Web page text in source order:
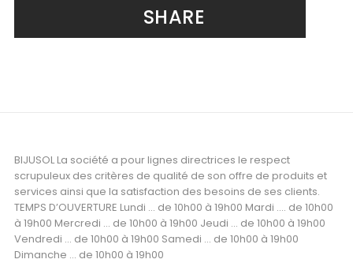
SHARE
BIJUSOL La société a pour lignes directrices le respect
scrupuleux des critères de qualité de son offre de produits et
services ainsi que la satisfaction des besoins de ses clients.
TEMPS D’OUVERTURE Lundi ... de 10h00 à 19h00 Mardi .... de 10h00
à 19h00 Mercredi ... de 10h00 à 19h00 Jeudi ... de 10h00 à 19h00
Vendredi ... de 10h00 à 19h00 Samedi ... de 10h00 à 19h00
Dimanche ... de 10h00 à 19h00